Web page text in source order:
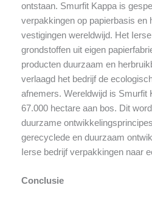
ontstaan. Smurfit Kappa is
verpakkingen op papierbasis en
vestigingen wereldwijd. Het
grondstoffen uit eigen
producten duurzaam en
verlaagd het bedrijf de
afnemers. Wereldwijd is Smurfit
67.000 hectare aan bos. Dit
duurzame
gerecyclede en duurzaam
Ierse bedrijf verpakkingen naar
Conclusie